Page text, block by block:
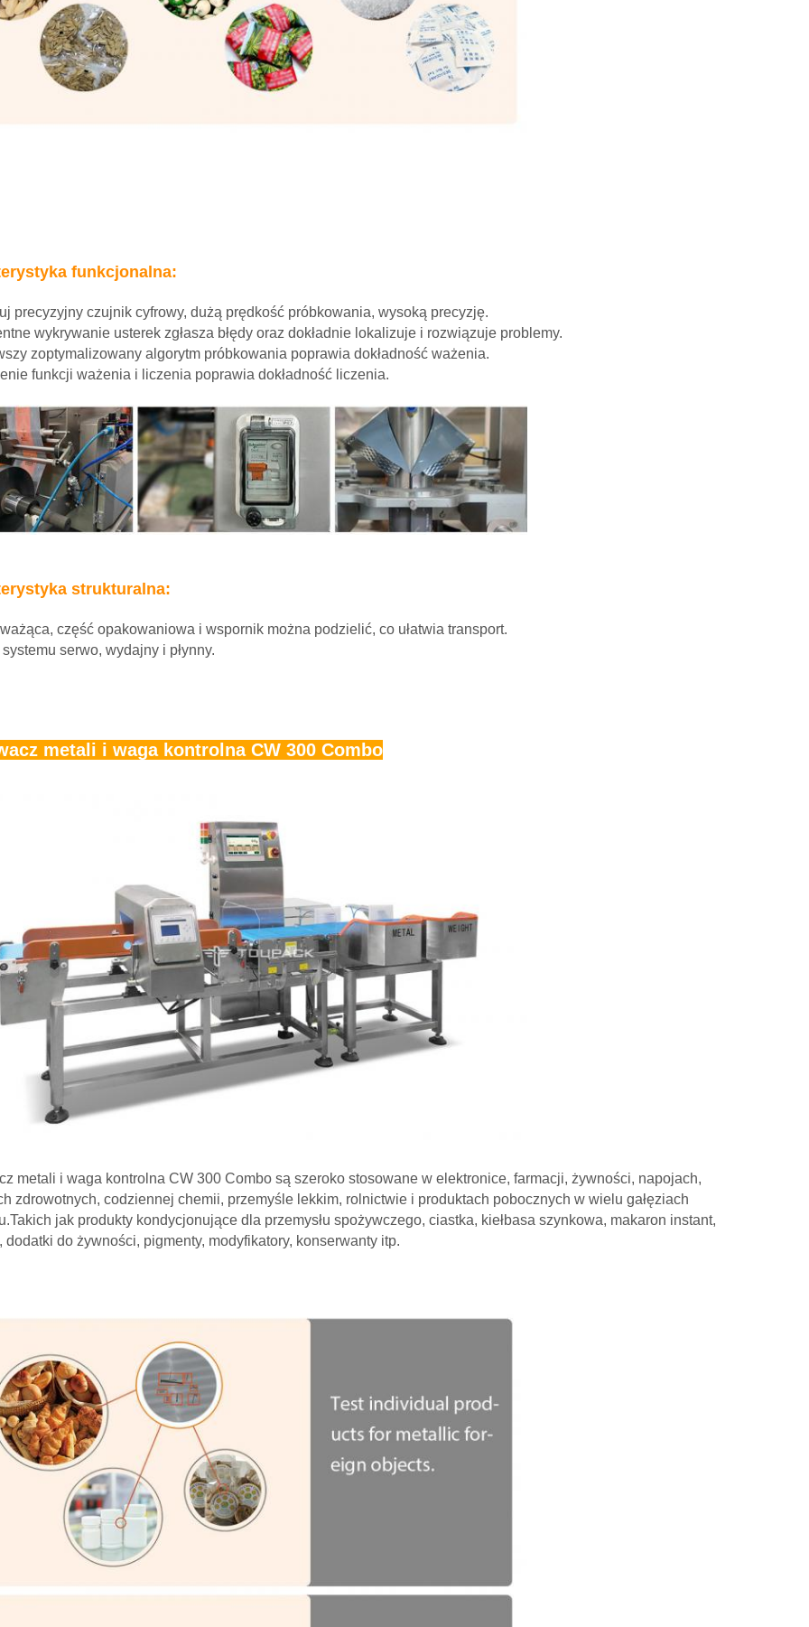
funkcjonalna:
precyzyjny czujnik cyfrowy, dużą prędkość próbkowania, wysoką precyzję.
wykrywanie usterek zgłasza błędy oraz dokładnie lokalizuje i rozwiązuje problemy.
zoptymalizowany algorytm próbkowania poprawia dokładność ważenia.
funkcji ważenia i liczenia poprawia dokładność liczenia.
strukturalna:
część opakowaniowa i wspornik można podzielić, co ułatwia transport.
serwo, wydajny i płynny.
metali i waga kontrolna CW 300 Combo
metali i waga kontrolna CW 300 Combo są szeroko stosowane w elektronice, farmacji, żywności, napojach,
zdrowotnych, codziennej chemii, przemyśle lekkim, rolnictwie i produktach pobocznych w wielu gałęziach
jak produkty kondycjonujące dla przemysłu spożywczego, ciastka, kiełbasa szynkowa, makaron instant,
dodatki do żywności, pigmenty, modyfikatory, konserwanty itp.